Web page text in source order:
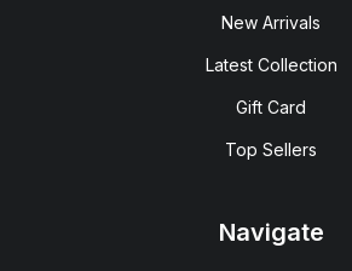
New Arrivals
Latest Collection
Gift Card
Top Sellers
Navigate